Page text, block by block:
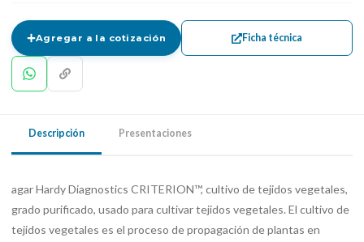
Agregar a la cotización Ficha técnica
Descripción Presentaciones
agar Hardy Diagnostics CRITERION™, cultivo de tejidos vegetales,
grado purificado, usado para cultivar tejidos vegetales. El cultivo de
tejidos vegetales es el proceso de propagación de plantas en